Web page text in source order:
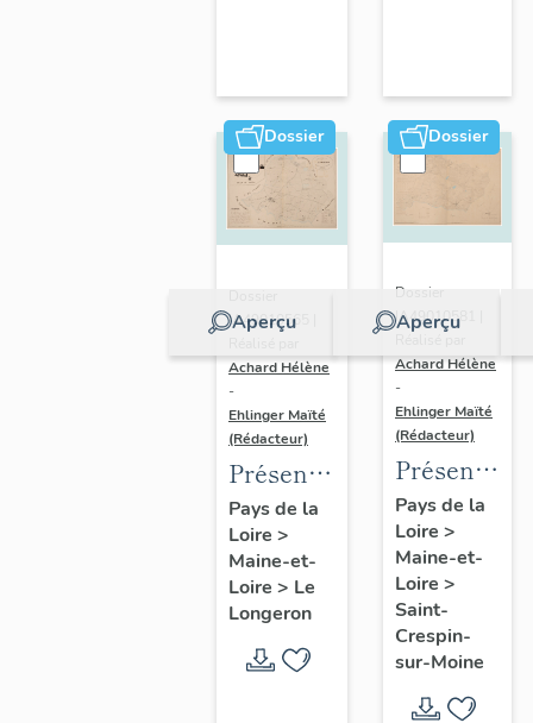
Dossier
Aperçu
IA49010565 |
Achard Hélène
-
Ehlinger Maïté
(Rédacteur)
Présentation
du
patrimoine
industriel
de la
commune
du
Pays de la
Loire >
Maine-et-
Loire > Le
Longeron
Dossier
Aperçu
Dossier
IA49010581 |
Achard Hélène
-
Ehlinger Maïté
(Rédacteur)
du
patrimoine
industriel
de la
commune
de Saint-
Crespin-
Pays de la
Loire >
Maine-et-
Loire >
Saint-
Crespin-
sur-Moine